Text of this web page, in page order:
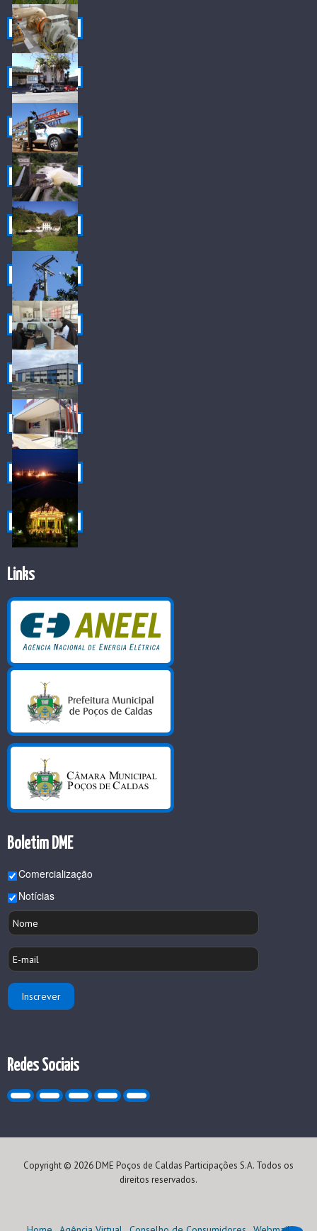
Links
Boletim DME
Comercialização
Notícias
Redes Sociais
Copyright © 2026 DME Poços de Caldas Participações S.A. Todos os
direitos reservados.